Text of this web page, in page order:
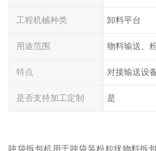
工程机械种类 卸料平台
用途范围 物料输送、
特点 对接输送设
是否支持加工定制 是
吨袋拆包机用于吨袋装粉粒状物料拆